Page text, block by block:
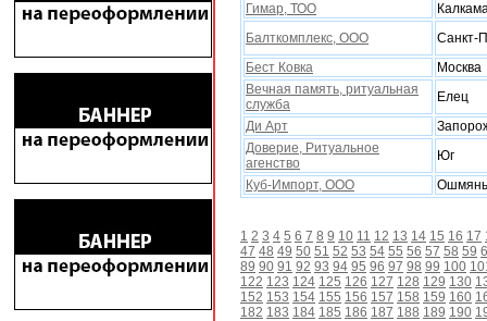
Гимар, ТОО
Балткомплекс, ООО
Санкт-
Бест Ковка
Москва
Вечная память, ритуальная
служба
Елец
Ди Арт
Доверие, Ритуальное
агенство
Юг
Куб-Импорт, ООО
1 2 3 4 5 6 7 8 9 10 11 12 13 14 15 16 17
47 48 49 50 51 52 53 54 55 56 57 58 59
89 90 91 92 93 94 95 96 97 98 99 100
122 123 124 125 126 127 128 129 130
152 153 154 155 156 157 158 159 160
182 183 184 185 186 187 188 189 190